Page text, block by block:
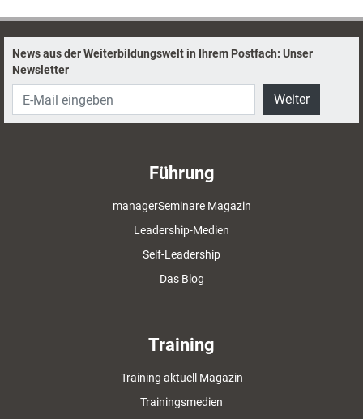
News aus der Weiterbildungswelt in Ihrem Postfach: Unser
Newsletter
Weiter
Führung
managerSeminare Magazin
Leadership-Medien
Self-Leadership
Das Blog
Training
Training aktuell Magazin
Trainingsmedien